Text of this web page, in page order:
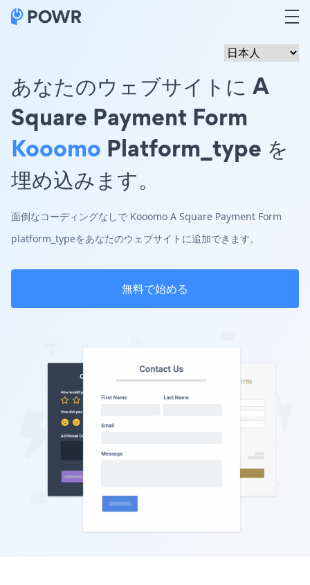
あなたのウェブサイトに A
Square Payment Form
Kooomo Platform_type を
埋め込みます。
面倒なコーディングなしで Kooomo A Square Payment Form
platform_typeをあなたのウェブサイトに追加できます。
無料で始める